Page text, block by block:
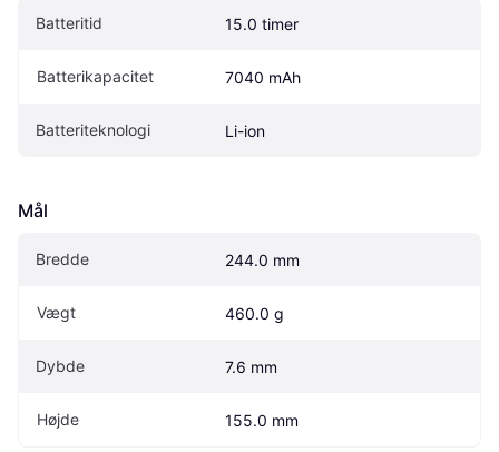
Batteritid 15.0 timer
Batterikapacitet 7040 mAh
Batteriteknologi Li-ion
Mål
Bredde 244.0 mm
Vægt 460.0 g
Dybde 7.6 mm
Højde 155.0 mm